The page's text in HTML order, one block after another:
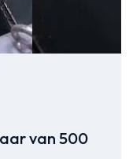
van 500